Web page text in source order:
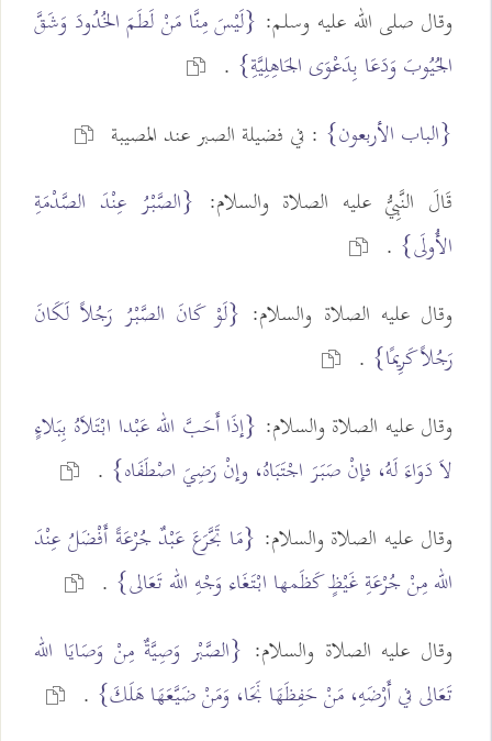
وقال صلى الله عليه وسلم: {لَيْسَ مِنَّا مَنْ لَطَمَ الخُدُودَ وَشَقَّ
الجُيُوبَ وَدَعَا بِدَعْوَى الجَاهِلِيَّةِ} .
{الباب الأربعون} : في فضيلة الصبر عند المصيبة
قَالَ النَّبِيُّ عليه الصلاة والسلام: {الصَّبْرُ عِنْدَ الصَّدْمَةِ
الأُولَى} .
وقال عليه الصلاة والسلام: {لَوْ كَانَ الصَّبْرُ رَجُلاً لَكَانَ
رَجُلاً كَرِيمًا} .
وقال عليه الصلاة والسلام: {إذَا أَحَبَّ الله عَبْدا ابْتَلاَهُ بِبَلاءٍ
لاَ دَوَاءَ لَهُ، فإنْ صَبَرَ اجْتَبَاهُ، وإنْ رَضِيَ اصْطَفَاه} .
وقال عليه الصلاة والسلام: {مَا تَجَّرَعَ عَبْدٌ جُرْعَةً أَفْضَلُ عِنْدَ
الله مِنْ جُرْعَةِ غَيْظٍ كَظَمها ابْتَغَاء وَجْهِ الله تَعَالى} .
وقال عليه الصلاة والسلام: {الصَّبْر وَصِيَّةٌ مِنْ وَصَايَا الله
تَعَالى في أَرْضَهِ، مَنْ حَفِظَهَا نَجَا، وَمَنْ ضَيَّعَهَا هَلَكَ} .